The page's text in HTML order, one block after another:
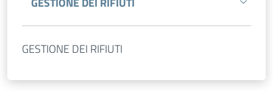
GESTIONE DEI RIFIUTI